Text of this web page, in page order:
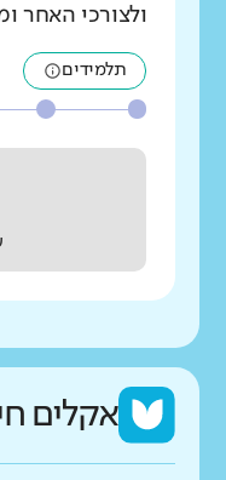
ולצורכי האחר
תלמידים
אקלים